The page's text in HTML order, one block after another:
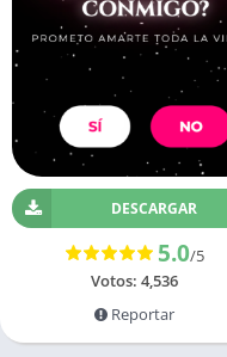
DESCARGAR
5.0/5
Votos: 4,536
Reportar